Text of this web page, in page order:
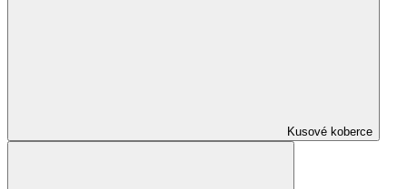
Kusové koberce